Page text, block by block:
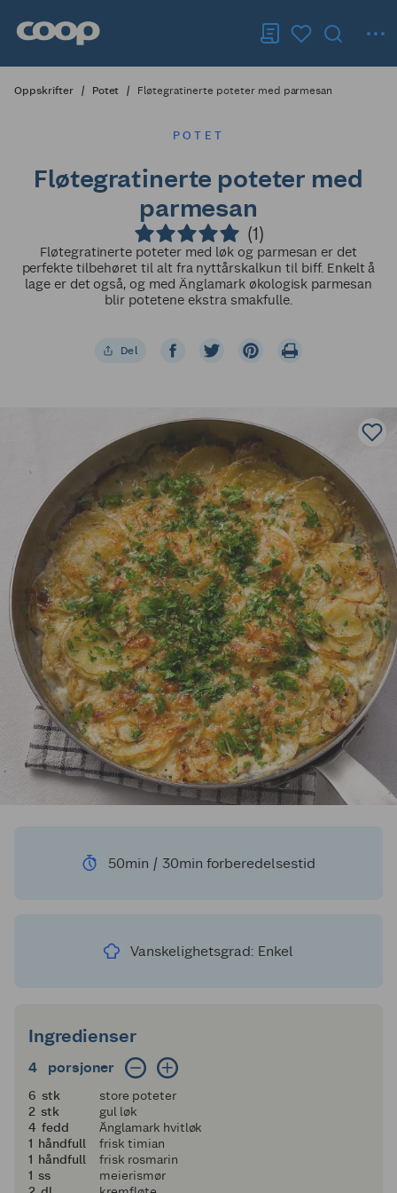
Oppskrifter Potet Fløtegratinerte poteter med parmesan
POTET
Fløtegratinerte poteter med
parmesan
(1)
Fløtegratinerte poteter med løk og parmesan er det
perfekte tilbehøret til alt fra nyttårskalkun til biff. Enkelt å
lage er det også, og med Änglamark økologisk parmesan
blir potetene ekstra smakfulle.
Del
50min / 30min forberedelsestid
Vanskelighetsgrad: Enkel
Ingredienser
4 porsjoner
4 porsjoner
6
6 stk
store poteter
2
2 stk
gul løk
4
4 fedd
Änglamark hvitløk
11 håndfull
frisk timian
11 håndfull
frisk rosmarin
11 ss
meierismør